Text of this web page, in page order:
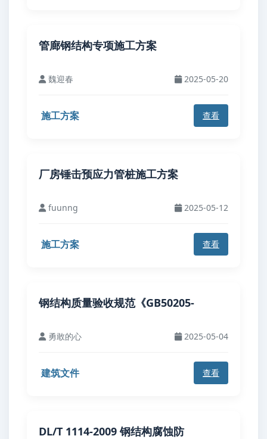
管廊钢结构专项施工方案
魏迎春 2025-05-20
施工方案 查看
厂房锤击预应力管桩施工方案
fuunng 2025-05-12
施工方案 查看
钢结构质量验收规范《GB50205-
勇敢的心 2025-05-04
建筑文件 查看
DL/T 1114-2009 钢结构腐蚀防